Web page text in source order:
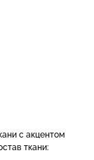
с акцентом
ткани: